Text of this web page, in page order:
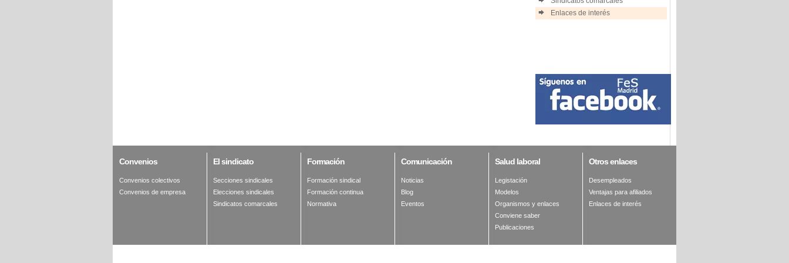
Enlaces de interés
Convenios
Convenios colectivos
Convenios de empresa
Elsindicato
Secciones sindicales
Elecciones sindicales
Sindicatos comarcales
Formación
Formación sindical
Formación continua
Normativa
Comunicación
Noticias
Blog
Eventos
Salud laboral
Legistación
Modelos
Organismos y enlaces
Conviene saber
Publicaciones
Otrosenlaces
Desempleados
Ventajas para afiliados
Enlaces de interés